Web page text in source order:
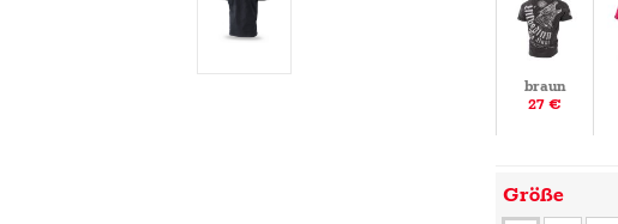
braun
27 €
Größe